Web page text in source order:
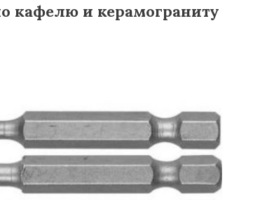
кафелю и керамограниту